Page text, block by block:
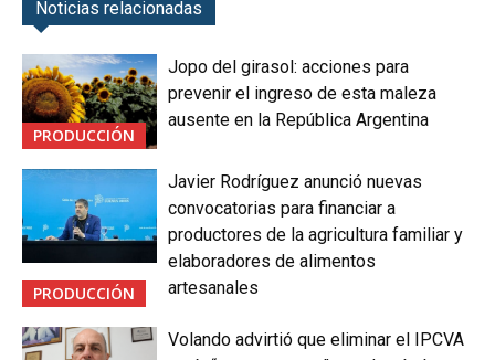
Noticias relacionadas
PRODUCCIÓN
Jopo del girasol: acciones para
prevenir el ingreso de esta maleza
ausente en la República Argentina
PRODUCCIÓN
Javier Rodríguez anunció nuevas
convocatorias para financiar a
productores de la agricultura familiar y
elaboradores de alimentos
artesanales
Volando advirtió que eliminar el IPCVA